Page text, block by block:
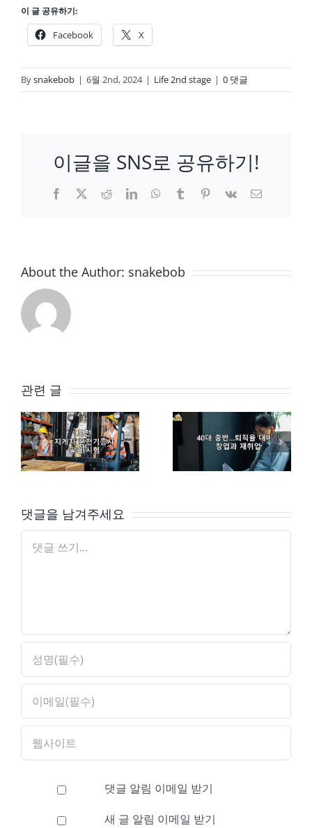
이 글 공유하기:
Facebook X
Bysnakebob | 6월 2nd, 2024 | Life 2nd stage | 0 댓글
이글을 SNS로 공유하기!
Facebook
X RedditLinkedInWhatsApp
TumblrPinterest
Vk
이
About the Author: snakebob
관련 글
댓글을 남겨주세요
댓글 알림 이메일 받기
새 글 알림 이메일 받기